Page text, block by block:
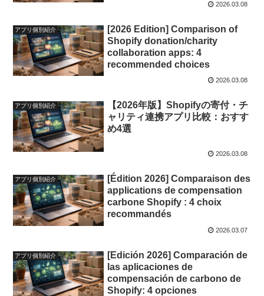
2026.03.08
アプリ個別紹介
[2026 Edition] Comparison of
Shopify donation/charity
collaboration apps: 4
recommended choices
2026.03.08
アプリ個別紹介
【2026年版】Shopifyの寄付・チ
ャリティ連携アプリ比較：おすす
め4選
2026.03.08
アプリ個別紹介
[Édition 2026] Comparaison des
applications de compensation
carbone Shopify : 4 choix
recommandés
2026.03.07
アプリ個別紹介
[Edición 2026] Comparación de
las aplicaciones de
compensación de carbono de
Shopify: 4 opciones